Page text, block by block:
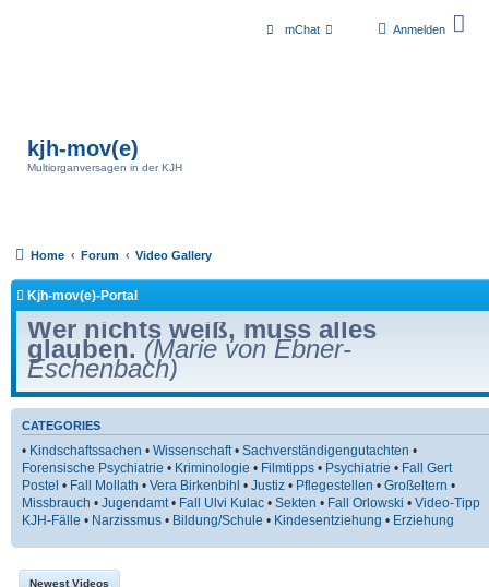
Anmelden
mChat
kjh-mov(e)
Multiorganversagen in der KJH
Home Forum Video Gallery
Kjh-mov(e)-Portal
Wer nichts weiß, muss alles
glauben. (Marie von Ebner-
Eschenbach)
CATEGORIES
• Kindschaftssachen • Wissenschaft • Sachverständigengutachten •
Forensische Psychiatrie • Kriminologie • Filmtipps • Psychiatrie • Fall Gert
Postel • Fall Mollath • Vera Birkenbihl • Justiz • Pflegestellen • Großeltern •
Missbrauch • Jugendamt • Fall Ulvi Kulac • Sekten • Fall Orlowski • Video-Tipp
KJH-Fälle • Narzissmus • Bildung/Schule • Kindesentziehung • Erziehung
Newest Videos